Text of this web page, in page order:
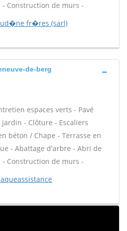
Construction de murs -
fr�res (sarl)
de-berg
espaces verts - Pavé
- Clôture - Escaliers
béton / Chape - Terrasse en
- Abattage d'arbre - Abri de
Construction de murs -